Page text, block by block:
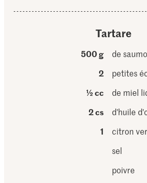
Tartare
500 g
de
2
petites
½ cc
de miel
2 cs
d'huile
1
citron
sel
poivre